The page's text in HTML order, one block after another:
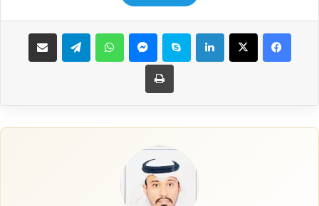
فيسبوك‫X لينكدإن سكايب ماسنجر واتساب تيلقرام مشاركة عبر البريد
طباعة